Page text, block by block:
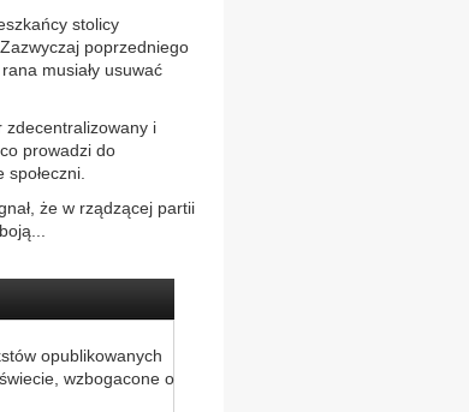
stolicy
poprzedniego
musiały usuwać
zdecentralizowany i
prowadzi do
że w rządzącej partii
opublikowanych
wzbogacone o